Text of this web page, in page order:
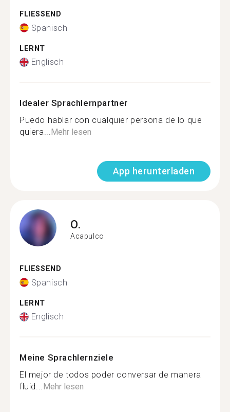
FLIESSEND
Spanisch
LERNT
Englisch
Idealer Sprachlernpartner
Puedo hablar con cualquier persona de lo que
quiera...Mehr lesen
App herunterladen
O.
Acapulco
FLIESSEND
Spanisch
LERNT
Englisch
Meine Sprachlernziele
El mejor de todos poder conversar de manera
fluid...Mehr lesen